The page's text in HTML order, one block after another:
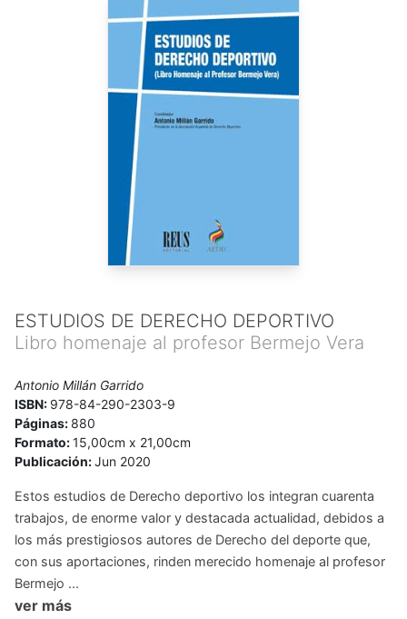
ESTUDIOS DE DERECHO DEPORTIVO
Libro homenaje al profesor Bermejo Vera
Antonio Millán Garrido
ISBN: 978-84-290-2303-9
Páginas: 880
Formato:15,00cm x 21,00cm
Publicación:Jun 2020
Estos estudios de Derecho deportivo los integran cuarenta
trabajos, de enorme valor y destacada actualidad, debidos a
los más prestigiosos autores de Derecho del deporte que,
con sus aportaciones, rinden merecido homenaje al profesor
Bermejo ...
ver más